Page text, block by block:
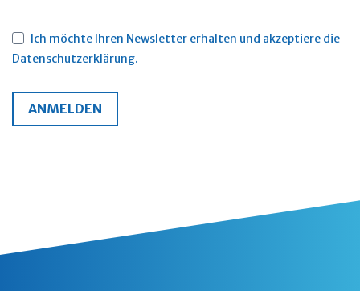
Ich möchte Ihren Newsletter erhalten und akzeptiere die
Datenschutzerklärung.
ANMELDEN